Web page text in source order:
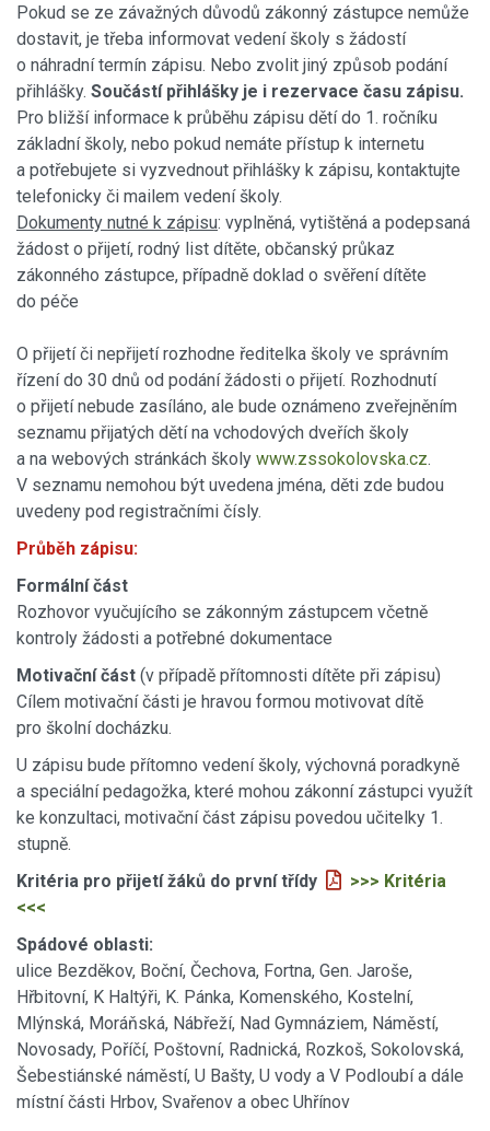
Pokud se ze závažných důvodů zákonný zástupce nemůže
dostavit, je třeba informovat vedení školy s žádostí
o náhradní termín zápisu. Nebo zvolit jiný způsob podání
přihlášky. Součástí přihlášky je i rezervace času zápisu.
Pro bližší informace k průběhu zápisu dětí do 1. ročníku
základní školy, nebo pokud nemáte přístup k internetu
a potřebujete si vyzvednout přihlášky k zápisu, kontaktujte
telefonicky či mailem vedení školy.
Dokumenty nutné k zápisu: vyplněná, vytištěná a podepsaná
žádost o přijetí, rodný list dítěte, občanský průkaz
zákonného zástupce, případně doklad o svěření dítěte
do péče
O přijetí či nepřijetí rozhodne ředitelka školy ve správním
řízení do 30 dnů od podání žádosti o přijetí. Rozhodnutí
o přijetí nebude zasíláno, ale bude oznámeno zveřejněním
seznamu přijatých dětí na vchodových dveřích školy
a na webových stránkách školy www.zssokolovska.cz.
V seznamu nemohou být uvedena jména, děti zde budou
uvedeny pod registračními čísly.
Průběh zápisu:
Formální část
Rozhovor vyučujícího se zákonným zástupcem včetně
kontroly žádosti a potřebné dokumentace
Motivační část (v případě přítomnosti dítěte při zápisu)
Cílem motivační části je hravou formou motivovat dítě
pro školní docházku.
U zápisu bude přítomno vedení školy, výchovná poradkyně
a speciální pedagožka, které mohou zákonní zástupci využít
ke konzultaci, motivační část zápisu povedou učitelky 1.
stupně.
Kritéria pro přijetí žáků do první třídy
>>> Kritéria
<<<
Spádové oblasti:
ulice Bezděkov, Boční, Čechova, Fortna, Gen. Jaroše,
Hřbitovní, K Haltýři, K. Pánka, Komenského, Kostelní,
Mlýnská, Moráňská, Nábřeží, Nad Gymnáziem, Náměstí,
Novosady, Poříčí, Poštovní, Radnická, Rozkoš, Sokolovská,
Šebestiánské náměstí, U Bašty, U vody a V Podloubí a dále
místní části Hrbov, Svařenov a obec Uhřínov